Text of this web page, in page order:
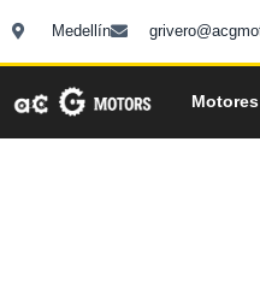
Medellín
Motores